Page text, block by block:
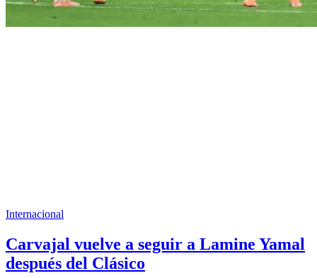
Internacional
Carvajal vuelve a seguir a Lamine Yamal
después del Clásico